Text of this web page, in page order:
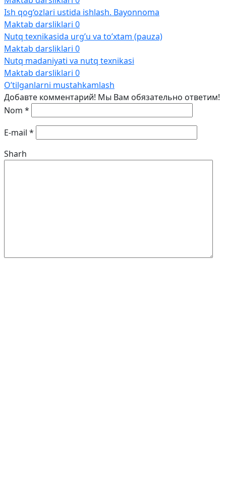
Ish qog‘ozlari ustida ishlash. Bayonnoma
Maktab darsliklari 0
Nutq texnikasida urg’u va to’xtam (pauza)
Maktab darsliklari 0
Nutq madaniyati va nutq texnikasi
Maktab darsliklari 0
O’tilganlarni mustahkamlash
Добавте комментарий! Мы Вам обязательно ответим!
Nom *
E-mail *
Sharh